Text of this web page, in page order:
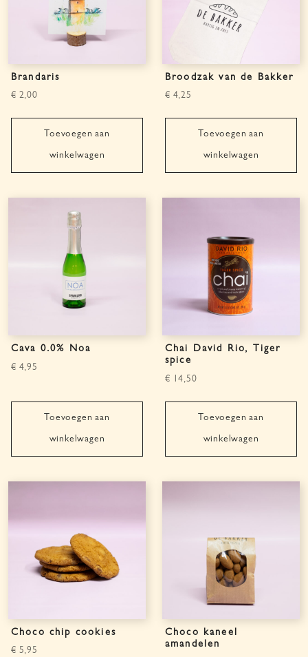
Brandaris
€ 2,00
Toevoegen aan
winkelwagen
Broodzak van de Bakker
€ 4,25
Toevoegen aan
winkelwagen
Cava 0.0% Noa
€ 4,95
Toevoegen aan
winkelwagen
Chai David Rio, Tiger
spice
€ 14,50
Toevoegen aan
winkelwagen
Choco chip cookies
€ 5,95
Choco kaneel
amandelen